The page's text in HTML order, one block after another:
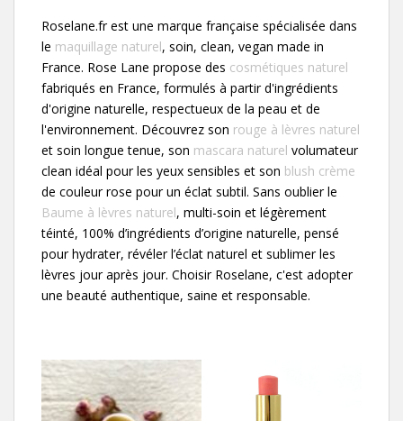
Roselane.fr est une marque française spécialisée dans
le maquillage naturel, soin, clean, vegan made in
France. Rose Lane propose des cosmétiques naturel
fabriqués en France, formulés à partir d'ingrédients
d'origine naturelle, respectueux de la peau et de
l'environnement. Découvrez son rouge à lèvres naturel
et soin longue tenue, son mascara naturel volumateur
clean idéal pour les yeux sensibles et son blush crème
de couleur rose pour un éclat subtil. Sans oublier le
Baume à lèvres naturel, multi-soin et légèrement
téinté, 100% d’ingrédients d’origine naturelle, pensé
pour hydrater, révéler l’éclat naturel et sublimer les
lèvres jour après jour. Choisir Roselane, c'est adopter
une beauté authentique, saine et responsable.